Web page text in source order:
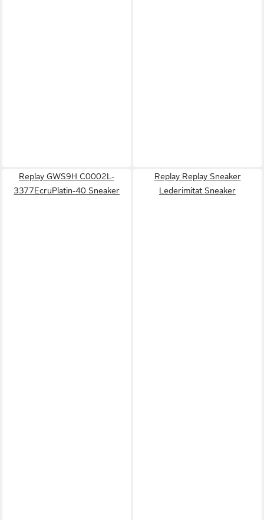
Replay GWS9H C0002L-
3377EcruPlatin-40 Sneaker
Replay Replay Sneaker
Lederimitat Sneaker